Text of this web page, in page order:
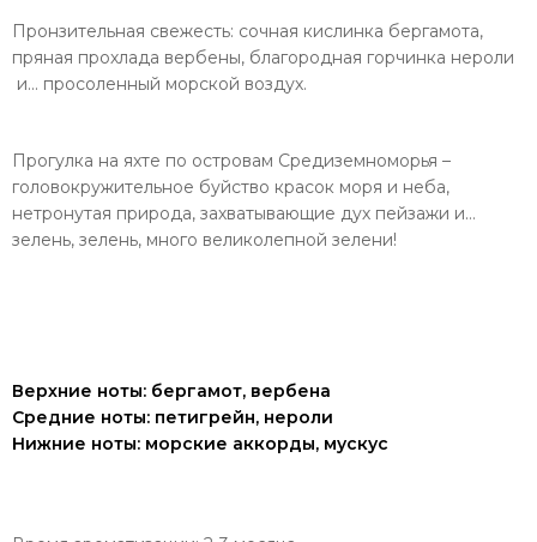
Пронзительная свежесть: сочная кислинка бергамота,
пряная прохлада вербены, благородная горчинка нероли
и... просоленный морской воздух.
Прогулка на яхте по островам Средиземноморья –
головокружительное буйство красок моря и неба,
нетронутая природа, захватывающие дух пейзажи и…
зелень, зелень, много великолепной зелени!
Верхние ноты: бергамот, вербена
Средние ноты: петигрейн, нероли
Нижние ноты: морские аккорды, мускус